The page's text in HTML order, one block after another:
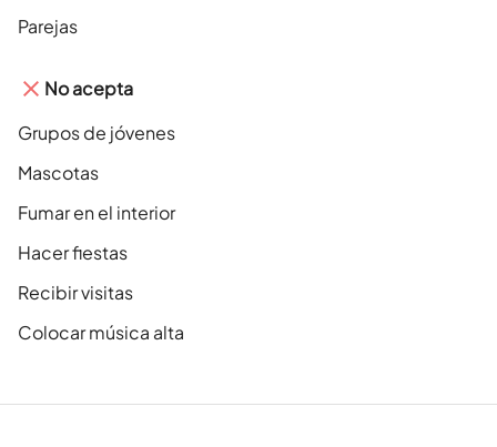
Parejas
No acepta
Grupos de jóvenes
Mascotas
Fumar en el interior
Hacer fiestas
Recibir visitas
Colocar música alta